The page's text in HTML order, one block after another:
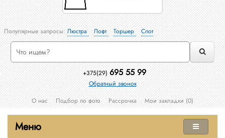
Популярные запросы:Люстра Лофт Торшер Спот
+375(29) 695 55 99
Обратный звонок
О нас
Подбор по фото Рассрочка Мои закладки (0)
Меню